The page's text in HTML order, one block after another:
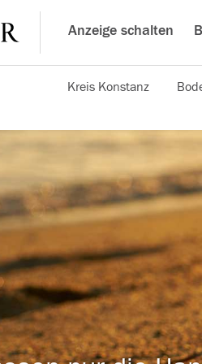
Anzeige schalten
Kreis Konstanz